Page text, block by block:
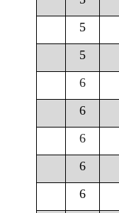
5
5
6
6
6
6
6